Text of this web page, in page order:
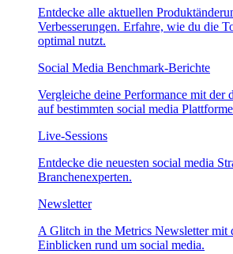
Entdecke alle aktuellen
Verbesserungen. Erfahre, wie du die
optimal nutzt.
Social Media Benchmark-Berichte
Vergleiche deine Performance mit der
auf bestimmten social media
Live-Sessions
Entdecke die neuesten social media
Branchenexperten.
Newsletter
A Glitch in the Metrics Newsletter mit
Einblicken rund um social media.